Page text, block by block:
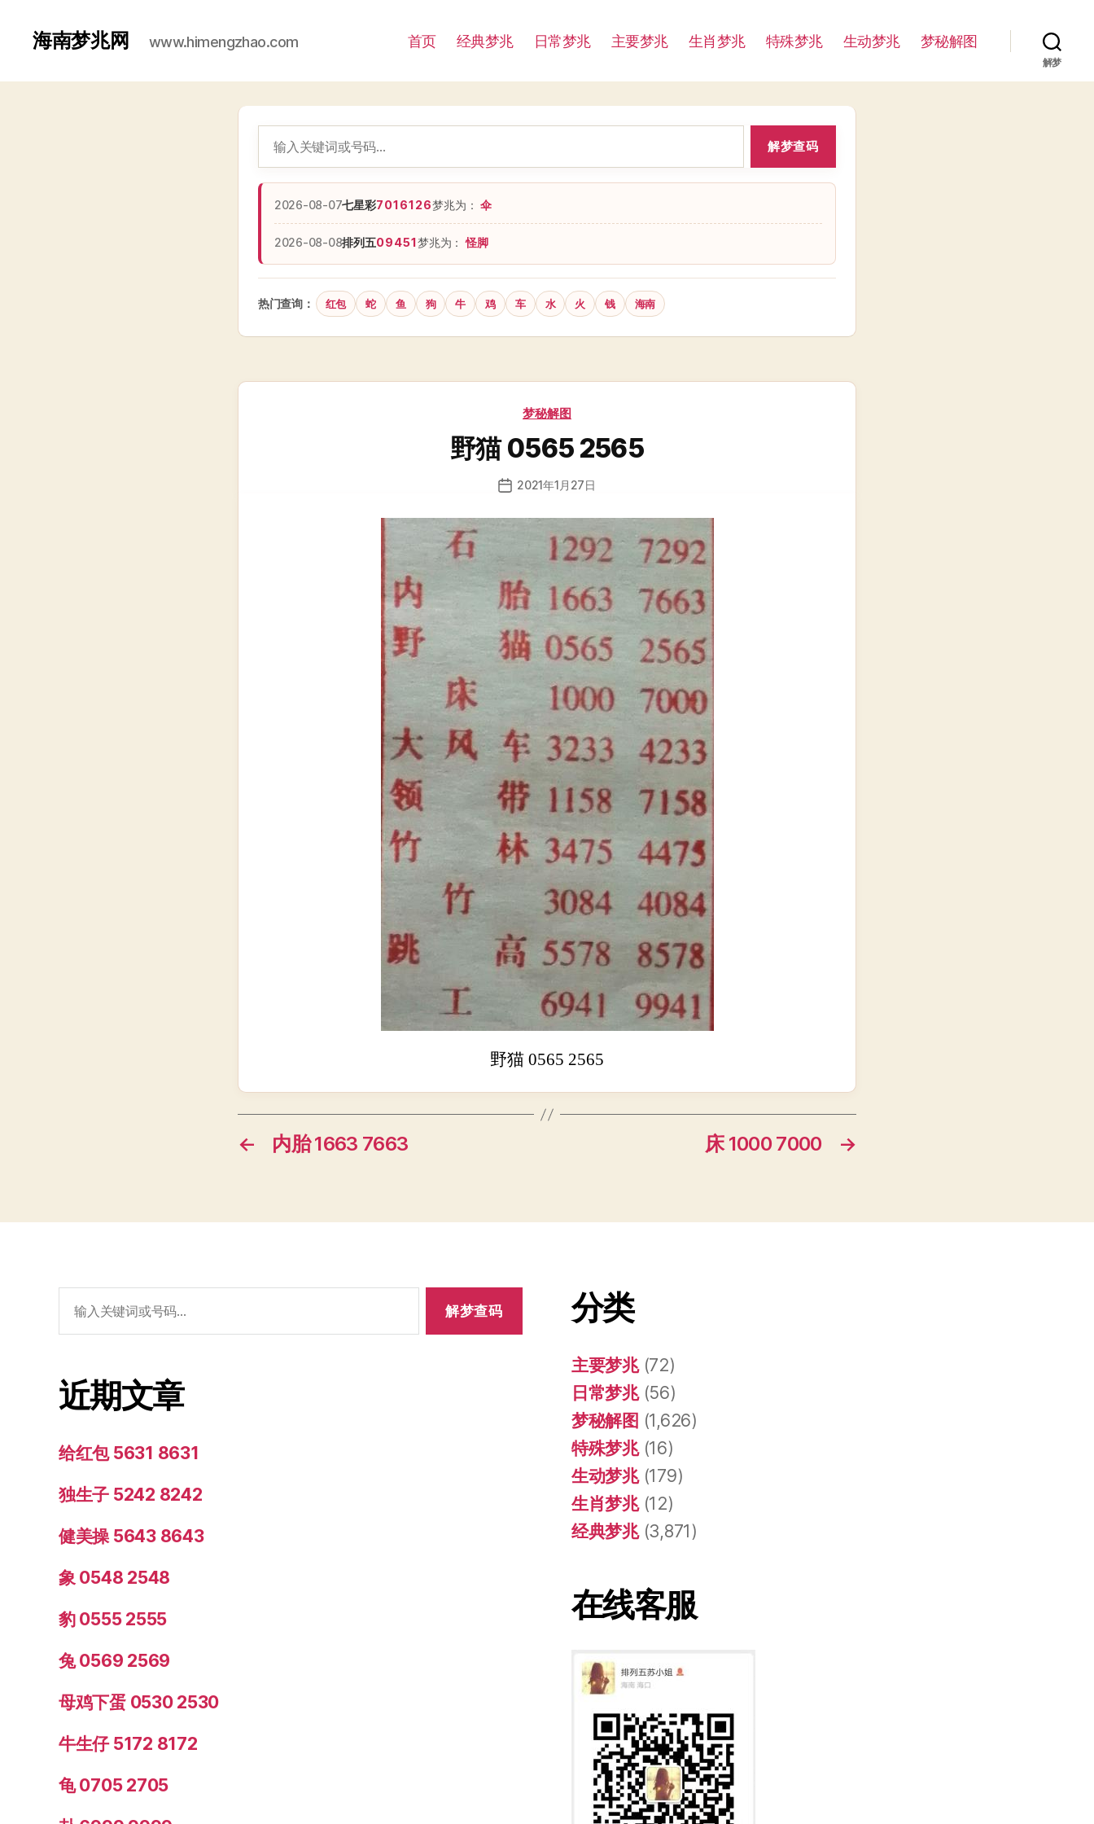
海南梦兆网 www.himengzhao.com 首页 经典梦兆 日常梦兆 主要梦兆 生肖梦兆 特殊梦兆 生动梦兆 梦秘解图
解梦
解梦查码
2026-08-07七星彩7016126梦兆为：伞
2026-08-08排列五09451梦兆为：怪脚
热门查询： 红包 蛇 鱼 狗 牛 鸡 车 水 火 钱 海南
分
梦秘解图
野猫 0565 2565
发
日
2021年1月27日
野猫 0565 2565
← 内胎 1663 7663 →
床 1000 7000
索：
近期文章
给红包 5631 8631
独生子 5242 8242
健美操 5643 8643
象 0548 2548
豹 0555 2555
兔 0569 2569
母鸡下蛋 0530 2530
牛生仔 5172 8172
龟 0705 2705
分类
主要梦兆(72)
日常梦兆(56)
梦秘解图 (1,626)
特殊梦兆(16)
生动梦兆(179)
生肖梦兆(12)
经典梦兆(3,871)
在线客服